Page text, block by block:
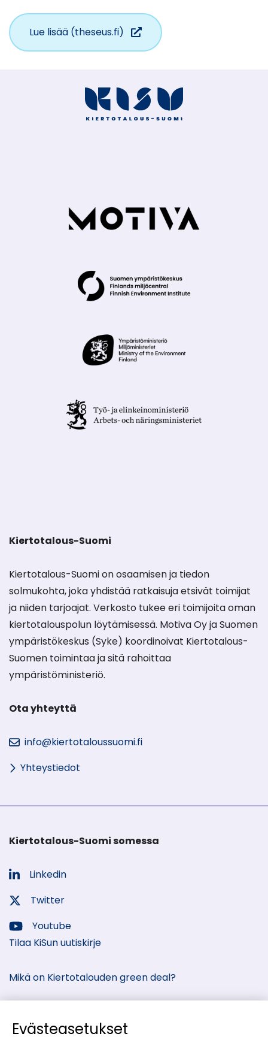
Lue lisää (theseus.fi) (siirryt
toiseen
Kiertotalous-Suomi
Kiertotalous-Suomi on osaamisen ja tiedon
solmukohta, joka yhdistää ratkaisuja etsivät toimijat
ja niiden tarjoajat. Verkosto tukee eri toimijoita oman
kiertotalouspolun löytämisessä. Motiva Oy ja Suomen
ympäristökeskus (Syke) koordinoivat Kiertotalous-
Suomen toimintaa ja sitä rahoittaa
ympäristöministeriö.
Ota yhteyttä
info@kiertotaloussuomi.fi
Yhteystiedot
Kiertotalous-Suomi somessa
Sosiaalinen
media:
Linkedin
Sosiaalinen
media:
Twitter
Sosiaalinen
media:
Youtube
Tilaa KiSun uutiskirje
Mikä on Kiertotalouden green deal?
Evästeasetukset